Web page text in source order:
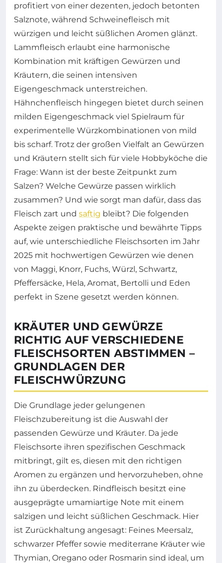
profitiert von einer dezenten, jedoch betonten
Salznote, während Schweinefleisch mit
würzigen und leicht süßlichen Aromen glänzt.
Lammfleisch erlaubt eine harmonische
Kombination mit kräftigen Gewürzen und
Kräutern, die seinen intensiven
Eigengeschmack unterstreichen.
Hähnchenfleisch hingegen bietet durch seinen
milden Eigengeschmack viel Spielraum für
experimentelle Würzkombinationen von mild
bis scharf. Trotz der großen Vielfalt an Gewürzen
und Kräutern stellt sich für viele Hobbyköche die
Frage: Wann ist der beste Zeitpunkt zum
Salzen? Welche Gewürze passen wirklich
zusammen? Und wie sorgt man dafür, dass das
Fleisch zart und saftig bleibt? Die folgenden
Aspekte zeigen praktische und bewährte Tipps
auf, wie unterschiedliche Fleischsorten im Jahr
2025 mit hochwertigen Gewürzen wie denen
von Maggi, Knorr, Fuchs, Würzl, Schwartz,
Pfeffersäcke, Hela, Aromat, Bertolli und Eden
perfekt in Szene gesetzt werden können.
KRÄUTER UND GEWÜRZE
RICHTIG AUF VERSCHIEDENE
FLEISCHSORTEN ABSTIMMEN –
GRUNDLAGEN DER
FLEISCHWÜRZUNG
Die Grundlage jeder gelungenen
Fleischzubereitung ist die Auswahl der
passenden Gewürze und Kräuter. Da jede
Fleischsorte ihren spezifischen Geschmack
mitbringt, gilt es, diesen mit den richtigen
Aromen zu ergänzen und hervorzuheben, ohne
ihn zu überdecken. Rindfleisch besitzt eine
ausgeprägte umamiartige Note mit einem
salzigen und leicht süßlichen Geschmack. Hier
ist Zurückhaltung angesagt: Feines Meersalz,
schwarzer Pfeffer sowie mediterrane Kräuter wie
Thymian, Oregano oder Rosmarin sind ideal, um